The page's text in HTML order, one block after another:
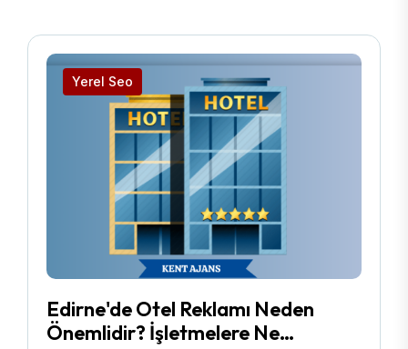
Yerel Seo
Edirne'de Otel Reklamı Neden
Önemlidir? İşletmelere Ne